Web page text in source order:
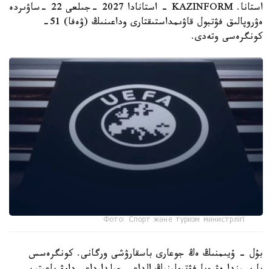
استانا. KAZINFORM - استانادا 2027 -جىلعى 22 -ساۋىردە
ەۋروپالىق فۋتبول قاۋىمداستىقتارى وداعىنىڭ (ۋەفا) 51-
كونگرەسى وتەدى.
Фото: Спорт және туризм министрлігі
بۇل - ۇيىمنىڭ ەڭ جوعارى باسقارۋشى ورگانى. كونگرەسس